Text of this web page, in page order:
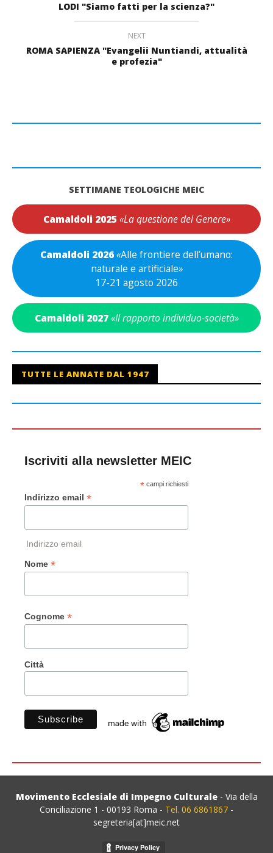
LODI "Siamo fatti per la scienza?"
NEXT
ROMA SAPIENZA "Evangelii Nuntiandi, attualità
e profezia"
SETTIMANE TEOLOGICHE MEIC
Camaldoli 2025 «La questione del Genere»
Camaldoli 2026«Alle frontiere dell’umano:
naturale e artificiale»
17-21 agosto 2026
Camaldoli 2027 «Il rapporto individuo-società»
TUTTE LE ANNATE DAL 1947
Iscriviti alla newsletter MEIC
*campi richiesti
Indirizzo email *
Indirizzo email
Nome *
Cognome *
Città
Movimento Ecclesiale di Impegno Culturale- Via della
Conciliazione 1 - 00193 Roma - Tel. 06 6861867 -
segreteria[at]meic.net